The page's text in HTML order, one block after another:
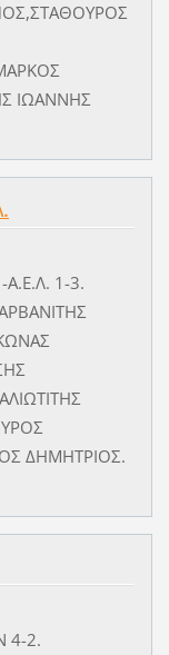
ΙΩΑΝΝΗΣ
1-3.
ΔΗΜΗΤΡΙΟΣ.
4-2.